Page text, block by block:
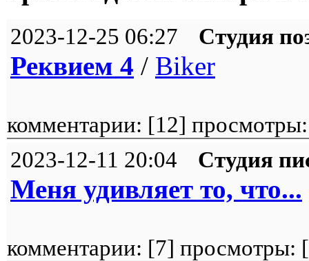
2023-12-25 06:27 Студия
Реквием 4 / Biker
комментарии: [12]
2023-12-11 20:04
Студия
Меня удивляет то, что...
комментарии: [7] просмотры: [